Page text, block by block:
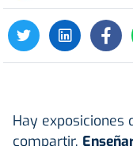
Hay exposiciones
compartir.